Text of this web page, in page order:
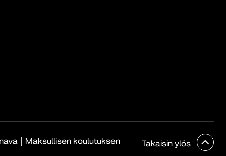
| Maksullisen koulutuksen Takaisin ylös